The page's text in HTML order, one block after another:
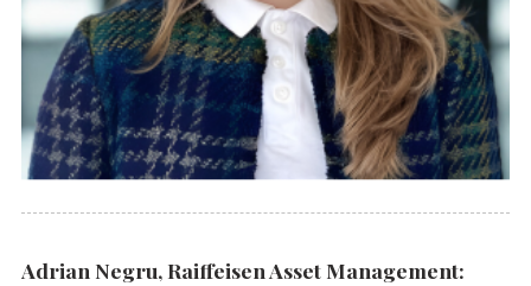
Adrian Negru, Raiffeisen Asset Management: